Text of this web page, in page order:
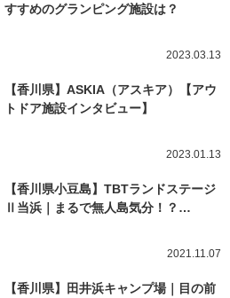
すすめのグランピング施設は？
2023.03.13
【香川県】ASKIA（アスキア）【アウ
トドア施設インタビュー】
2023.01.13
【香川県小豆島】TBTランドステージ
Ⅱ当浜｜まるで無人島気分！？…
2021.11.07
【香川県】田井浜キャンプ場｜目の前